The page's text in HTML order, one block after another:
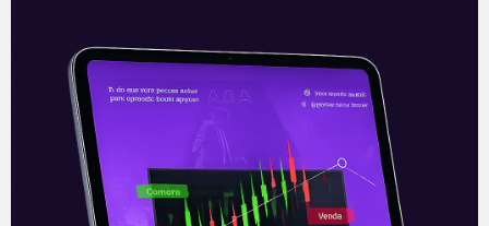
Alpargatas (ALPA4):
resultados do 4T20 e de 2020